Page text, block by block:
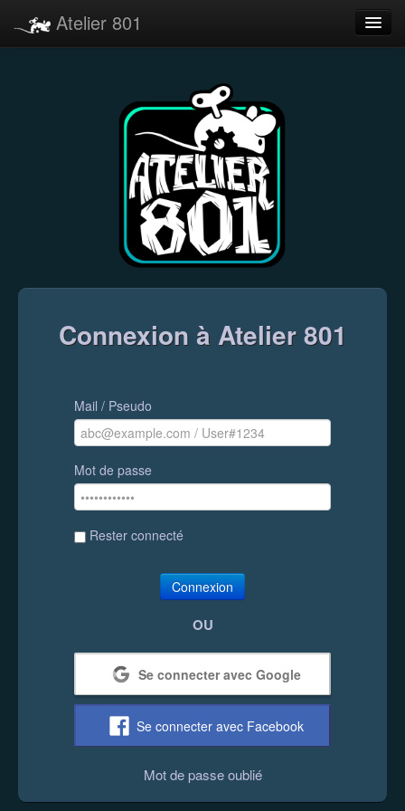
Atelier 801
Connexion à Atelier 801
Mail / Pseudo
Mot de passe
Rester connecté
Connexion
OU
Se connecter avec Google
Se connecter avec Facebook
Mot de passe oublié